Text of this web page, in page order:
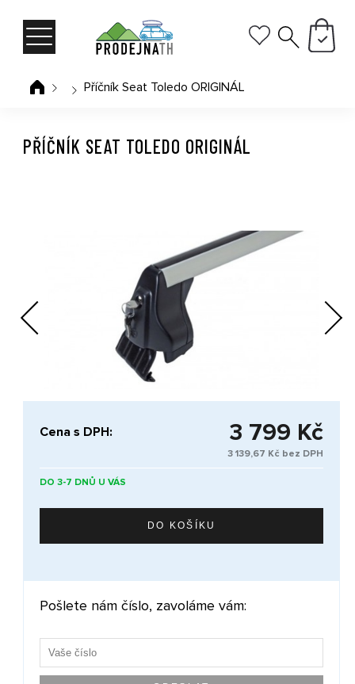
Příčník Seat Toledo ORIGINÁL
Previous Next
PŘÍČNÍK SEAT TOLEDO ORIGINÁL
Cena s DPH: 3 799 Kč
3 139,67 Kč bez DPH
DO 3-7 DNŮ U VÁS
Pošlete nám číslo, zavoláme vám: